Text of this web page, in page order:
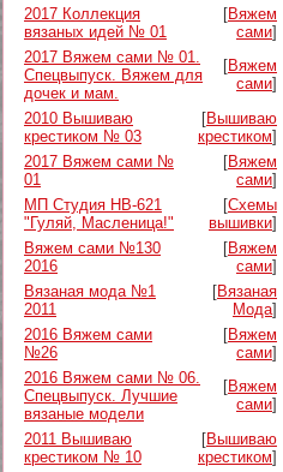
2017 Коллекция
вязаных идей № 01
[Вяжем
сами]
2017 Вяжем сами № 01.
Спецвыпуск. Вяжем для
дочек и мам.
[Вяжем
сами]
2010 Вышиваю
крестиком № 03
[Вышиваю
крестиком]
2017 Вяжем сами №
01
[Вяжем
сами]
МП Студия НВ-621
"Гуляй, Масленица!"
[Схемы
вышивки]
Вяжем сами №130
2016
[Вяжем
сами]
Вязаная мода №1
2011
[Вязаная
Мода]
2016 Вяжем сами
№26
[Вяжем
сами]
2016 Вяжем сами № 06.
Спецвыпуск. Лучшие
вязаные модели
[Вяжем
сами]
2011 Вышиваю
крестиком № 10
[Вышиваю
крестиком]